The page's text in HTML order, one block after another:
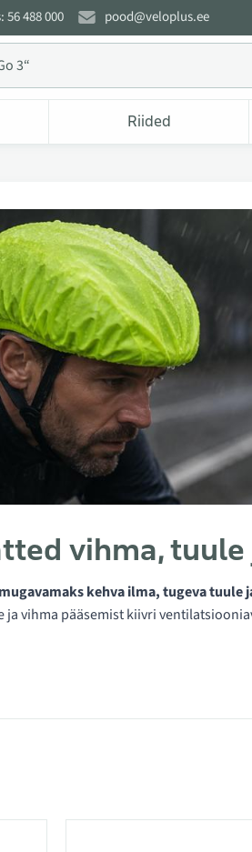
56 488 000 pood@veloplus.ee
Riided
vihma,
kehva ilma, tugeva tuule
vihma pääsemist kiivri